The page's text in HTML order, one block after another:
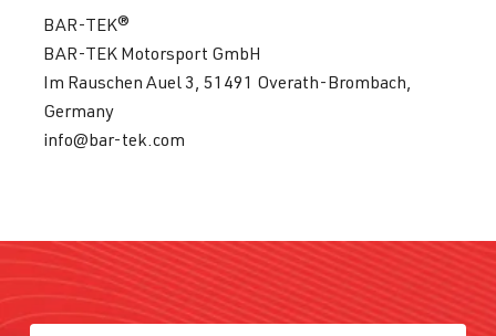
BAR-TEK®
BAR-TEK Motorsport GmbH
Im Rauschen Auel 3, 51491 Overath-Brombach,
Germany
info@bar-tek.com